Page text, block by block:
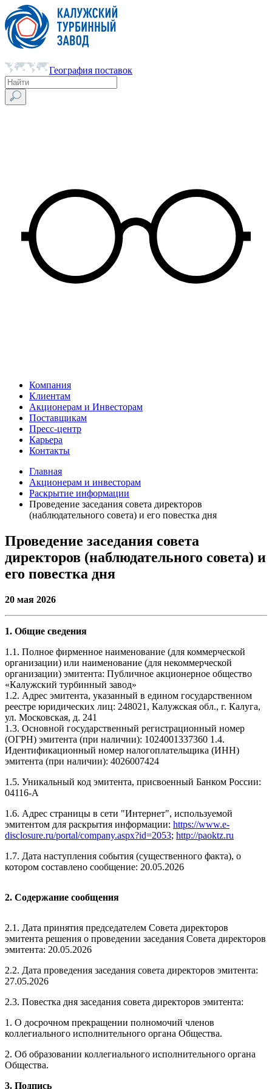
География поставок
Компания
Клиентам
Акционерам и Инвесторам
Поставщикам
Пресс-центр
Карьера
Контакты
Главная
Акционерам и инвесторам
Раскрытие информации
Проведение заседания совета директоров
(наблюдательного совета) и его повестка дня
Проведение заседания совета
директоров (наблюдательного совета) и
его повестка дня
20 мая 2026
1. Общие сведения
1.1. Полное фирменное наименование (для коммерческой
организации) или наименование (для некоммерческой
организации) эмитента: Публичное акционерное общество
«Калужский турбинный завод»
1.2. Адрес эмитента, указанный в едином государственном
реестре юридических лиц: 248021, Калужская обл., г. Калуга,
ул. Московская, д. 241
1.3. Основной государственный регистрационный номер
(ОГРН) эмитента (при наличии): 1024001337360 1.4.
Идентификационный номер налогоплательщика (ИНН)
эмитента (при наличии): 4026007424
1.5. Уникальный код эмитента, присвоенный Банком России:
04116-A
1.6. Адрес страницы в сети "Интернет", используемой
эмитентом для раскрытия информации: https://www.e-
disclosure.ru/portal/company.aspx?id=2053; http://paoktz.ru
1.7. Дата наступления события (существенного факта), о
котором составлено сообщение: 20.05.2026
2. Содержание сообщения
2.1. Дата принятия председателем Совета директоров
эмитента решения о проведении заседания Совета директоров
эмитента: 20.05.2026
2.2. Дата проведения заседания совета директоров эмитента:
27.05.2026
2.3. Повестка дня заседания совета директоров эмитента:
1. О досрочном прекращении полномочий членов
коллегиального исполнительного органа Общества.
2. Об образовании коллегиального исполнительного органа
Общества.
3. Подпись